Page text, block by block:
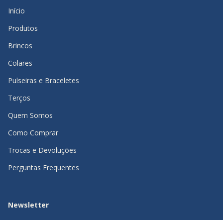
Início
Produtos
Brincos
Colares
Pulseiras e Braceletes
Terços
Quem Somos
Como Comprar
Trocas e Devoluções
Perguntas Frequentes
Newsletter